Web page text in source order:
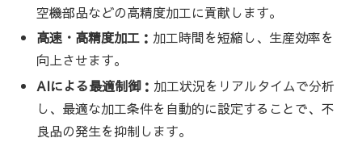
空機部品などの高精度加工に貢献します。
高速・高精度加工：加工時間を短縮し、生産効率を
向上させます。
AIによる最適制御： 加工状況をリアルタイムで分析
し、最適な加工条件を自動的に設定することで、不
良品の発生を抑制します。